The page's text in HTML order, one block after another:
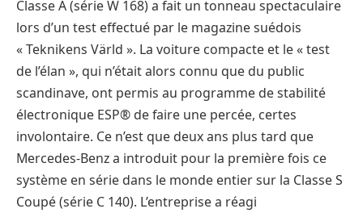
Classe A (série W 168) a fait un tonneau spectaculaire
lors d’un test effectué par le magazine suédois
« Teknikens Värld ». La voiture compacte et le « test
de l’élan », qui n’était alors connu que du public
scandinave, ont permis au programme de stabilité
électronique ESP® de faire une percée, certes
involontaire. Ce n’est que deux ans plus tard que
Mercedes-Benz a introduit pour la première fois ce
système en série dans le monde entier sur la Classe S
Coupé (série C 140). L’entreprise a réagi